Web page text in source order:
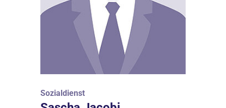
Sozialdienst